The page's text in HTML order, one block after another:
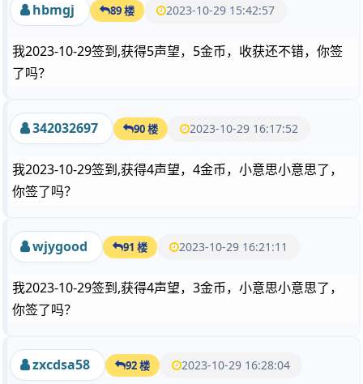
hbmgj 89 楼 2023-10-29 15:42:57
我2023-10-29签到,获得5声望，5金币，收获还不错，你签
了吗？
342032697 90 楼 2023-10-29 16:17:52
我2023-10-29签到,获得4声望，4金币，小意思小意思了，
你签了吗？
wjygood 91 楼 2023-10-29 16:21:11
我2023-10-29签到,获得4声望，3金币，小意思小意思了，
你签了吗？
zxcdsa58 92 楼 2023-10-29 16:28:04